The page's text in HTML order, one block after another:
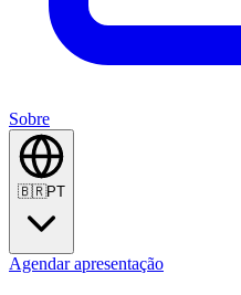
Sobre
🇧🇷PT
Agendar apresentação